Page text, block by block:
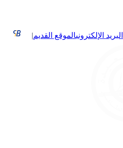
البريد الإلكترونيالموقع القديم|